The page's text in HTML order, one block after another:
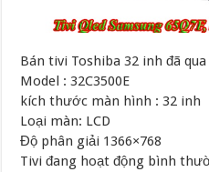
Bán tivi Toshiba 32 inh đã
Model : 32C3500E
kích thước màn hình : 32 inh
Loại màn: LCD
Độ phân giải 1366×768
Tivi đang hoạt động bình